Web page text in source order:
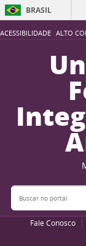
ACESSIBILIDADE ALTO
BRASIL
Buscar no portal
Fale Conosco